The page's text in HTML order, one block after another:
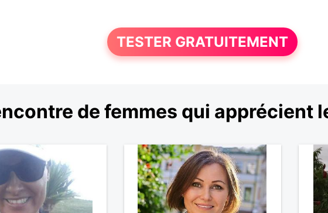
TESTER GRATUITEMENT
de femmes qui apprécient